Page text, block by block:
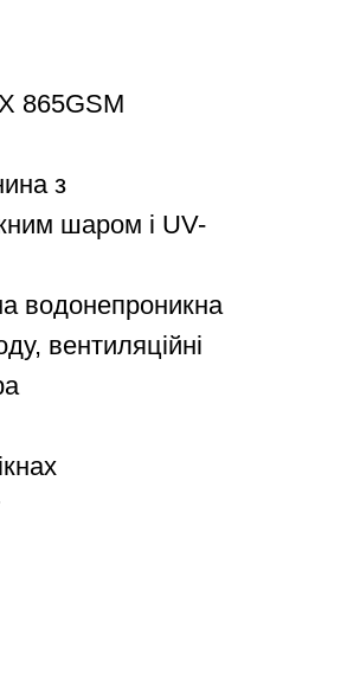
865GSM
з
шаром і UV-
водонепроникна
вентиляційні